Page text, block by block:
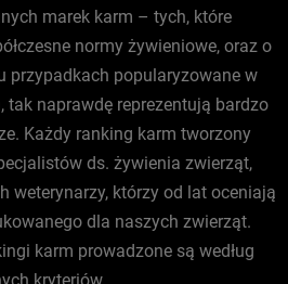
marek karm – tych, które
normy żywieniowe, oraz o
przypadkach popularyzowane w
tak naprawdę reprezentują bardzo
Każdy ranking karm tworzony
ds. żywienia zwierząt,
weterynarzy, którzy od lat oceniają
dla naszych zwierząt.
karm prowadzone są według